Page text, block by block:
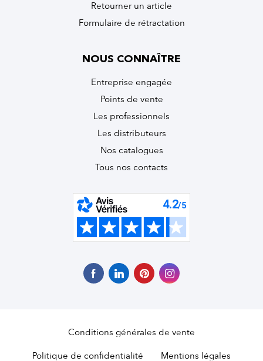
Retourner un article
Formulaire de rétractation
NOUS CONNAÎTRE
Entreprise engagée
Points de vente
Les professionnels
Les distributeurs
Nos catalogues
Tous nos contacts
Conditions générales de vente
Politique de confidentialité Mentions légales